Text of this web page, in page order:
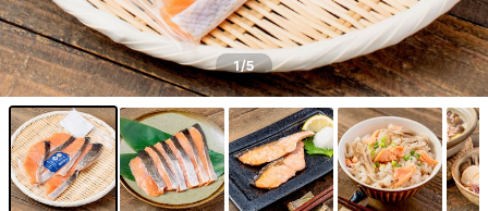
1/5